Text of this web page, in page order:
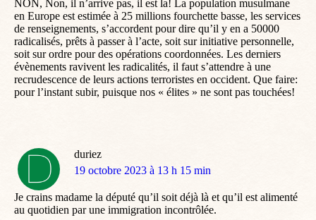
NON, Non, il n’arrive pas, il est la! La population musulmane
en Europe est estimée à 25 millions fourchette basse, les services
de renseignements, s’accordent pour dire qu’il y en a 50000
radicalisés, prêts à passer à l’acte, soit sur initiative personnelle,
soit sur ordre pour des opérations coordonnées. Les derniers
évènements ravivent les radicalités, il faut s’attendre à une
recrudescence de leurs actions terroristes en occident. Que faire:
pour l’instant subir, puisque nos « élites » ne sont pas touchées!
duriez
dit
19 octobre 2023 à 13 h 15 min
Je crains madame la député qu’il soit déjà là et qu’il est alimenté
au quotidien par une immigration incontrôlée.